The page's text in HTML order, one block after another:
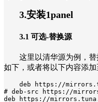
3.安装1panel
3.1 可选-替换源
这里以清华源为例，替
如下，或者将以下内容添加
deb https://
# deb-src https://
deb https://